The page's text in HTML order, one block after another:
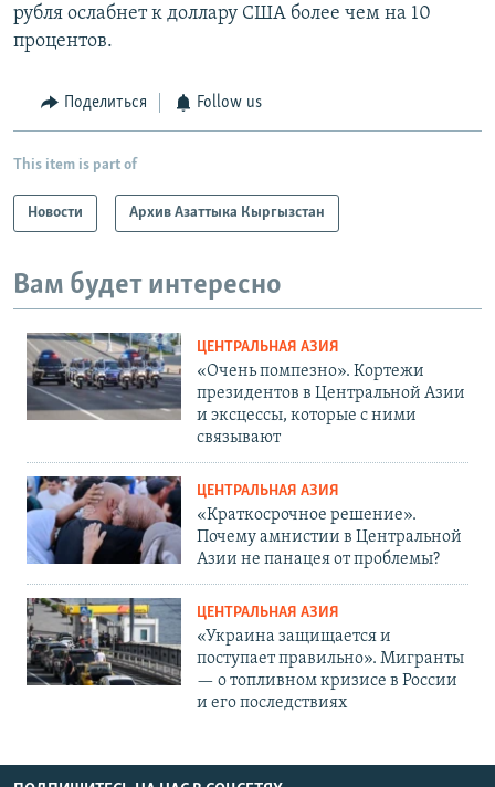
рубля ослабнет к доллару США более чем на 10
процентов.
Поделиться Follow us
This item is part of
Новости Архив Азаттыка Кыргызстан
Вам будет интересно
ЦЕНТРАЛЬНАЯ АЗИЯ
«Очень помпезно». Кортежи
президентов в Центральной Азии
и эксцессы, которые с ними
связывают
ЦЕНТРАЛЬНАЯ АЗИЯ
«Краткосрочное решение».
Почему амнистии в Центральной
Азии не панацея от проблемы?
ЦЕНТРАЛЬНАЯ АЗИЯ
«Украина защищается и
поступает правильно». Мигранты
— о топливном кризисе в России
и его последствиях